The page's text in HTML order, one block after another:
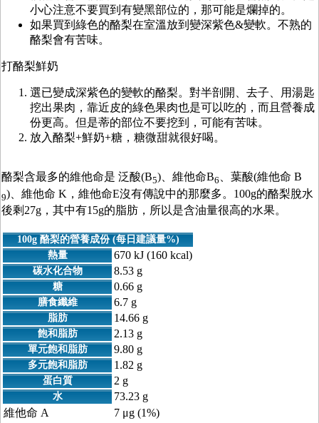
小心注意不要買到有變黑部位的，那可能是爛掉的。
如果買到綠色的酪梨在室溫放到變深紫色&變軟。不熟的
酪梨會有苦味。
打酪梨鮮奶
選已變成深紫色的變軟的酪梨。對半剖開、去子、用湯匙
挖出果肉，靠近皮的綠色果肉也是可以吃的，而且營養成
份更高。但是蒂的部位不要挖到，可能有苦味。
放入酪梨+鮮奶+糖，糖微甜就很好喝。
酪梨含最多的維他命是 泛酸(B5)、維他命B6 、葉酸(維他命 B
9)、維他命 K，維他命E沒有傳說中的那麼多。100g的酪梨脫水
後剩27g，其中有15g的脂肪，所以是含油量很高的水果。
100g 酪梨的營養成份 (每日建議量%)
熱量
670 kJ (160 kcal)
碳水化合物 8.53 g
糖 0.66 g
膳食纖維 6.7 g
脂肪 14.66 g
飽和脂肪 2.13 g
單元飽和脂肪 9.80 g
多元飽和脂肪 1.82 g
蛋白質 2 g
水
73.23 g
維他命 A
7 μg (1%)